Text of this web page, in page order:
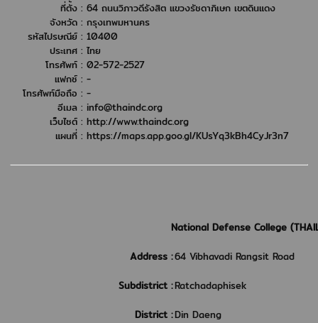
ที่ตั้ง : 64 ถนนวิภาวดีรังสิต แขวงรัชดาภิเษก เขตดินแดง
จังหวัด : กรุงเทพมหานคร
รหัสไปรษณีย์ : 10400
ประเทศ : ไทย
โทรศัพท์ : 02-572-2527
แฟกซ์ : -
โทรศัพท์มือถือ : -
อีเมล : info@thaindc.org
เว็บไซต์ : http://www.thaindc.org
แผนที่ : https://maps.app.goo.gl/KUsYq3kBh4CyJr3n7
National Defense College
Address :64 Vibhavadi Rangsit Road
Subdistrict :Ratchadaphisek
District :Din Daeng